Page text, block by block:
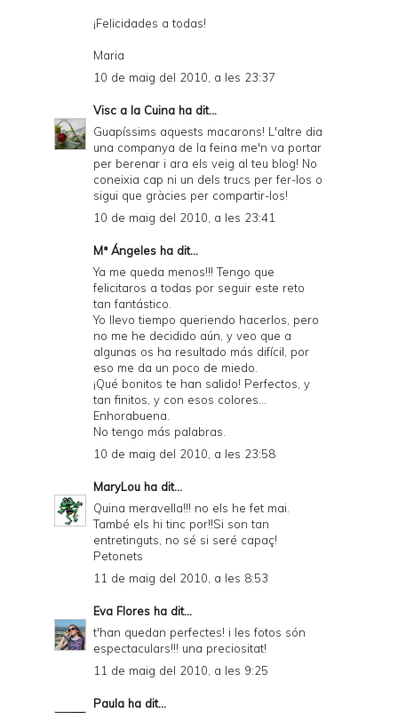
¡Felicidades a todas!
Maria
10 de maig del 2010, a les 23:37
Visc a la Cuina ha dit...
Guapíssims aquests macarons! L'altre dia
una companya de la feina me'n va portar
per berenar i ara els veig al teu blog! No
coneixia cap ni un dels trucs per fer-los o
sigui que gràcies per compartir-los!
10 de maig del 2010, a les 23:41
Mª Ángeles ha dit...
Ya me queda menos!!! Tengo que
felicitaros a todas por seguir este reto
tan fantástico.
Yo llevo tiempo queriendo hacerlos, pero
no me he decidido aún, y veo que a
algunas os ha resultado más difícil, por
eso me da un poco de miedo.
¡Qué bonitos te han salido! Perfectos, y
tan finitos, y con esos colores...
Enhorabuena.
No tengo más palabras.
10 de maig del 2010, a les 23:58
MaryLou ha dit...
Quina meravella!!! no els he fet mai.
També els hi tinc por!!Si son tan
entretinguts, no sé si seré capaç!
Petonets
11 de maig del 2010, a les 8:53
Eva Flores ha dit...
t'han quedan perfectes! i les fotos són
espectaculars!!! una preciositat!
11 de maig del 2010, a les 9:25
Paula ha dit...